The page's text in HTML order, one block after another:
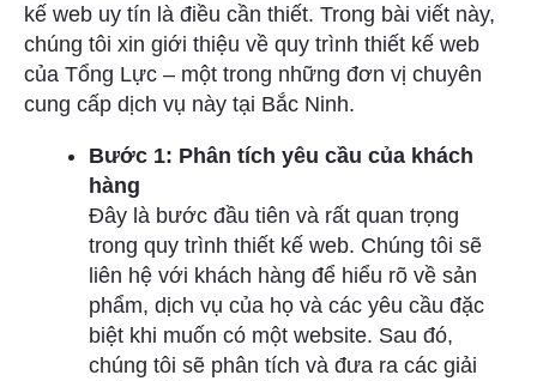
kế web uy tín là điều cần thiết. Trong bài viết này,
chúng tôi xin giới thiệu về quy trình thiết kế web
của Tổng Lực – một trong những đơn vị chuyên
cung cấp dịch vụ này tại Bắc Ninh.
Bước 1: Phân tích yêu cầu của khách
hàng
Đây là bước đầu tiên và rất quan trọng
trong quy trình thiết kế web. Chúng tôi sẽ
liên hệ với khách hàng để hiểu rõ về sản
phẩm, dịch vụ của họ và các yêu cầu đặc
biệt khi muốn có một website. Sau đó,
chúng tôi sẽ phân tích và đưa ra các giải